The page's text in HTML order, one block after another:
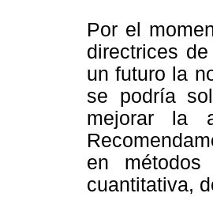
Por el
directrices
un futuro la
se podría
mejorar la
en
cuantitativa,